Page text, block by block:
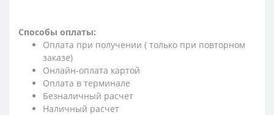
Способы оплаты:
Оплата при получении ( только при повторном
заказе)
Онлайн-оплата картой
Оплата в терминале
Безналичный расчет
Наличный расчет